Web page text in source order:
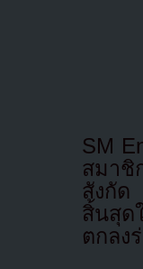
SM
สมาชิ
สังกัด
สิ้นสุด
ตกลง